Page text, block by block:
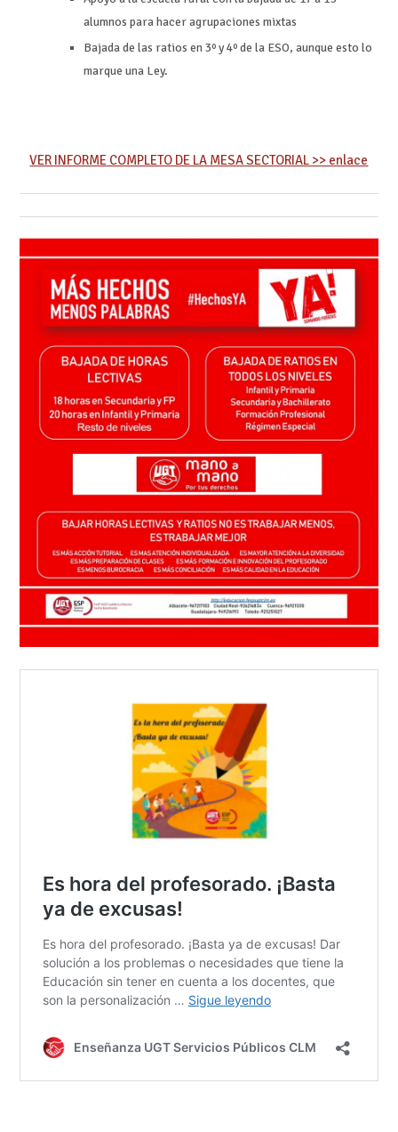
alumnos para hacer agrupaciones mixtas
Bajada de las ratios en 3º y 4º de la ESO, aunque esto lo
marque una Ley.
VER INFORME COMPLETO DE LA MESA SECTORIAL >> enlace